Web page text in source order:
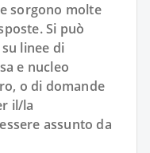
sorgono molte
Si può
linee di
e nucleo
o di domande
il/la
assunto da